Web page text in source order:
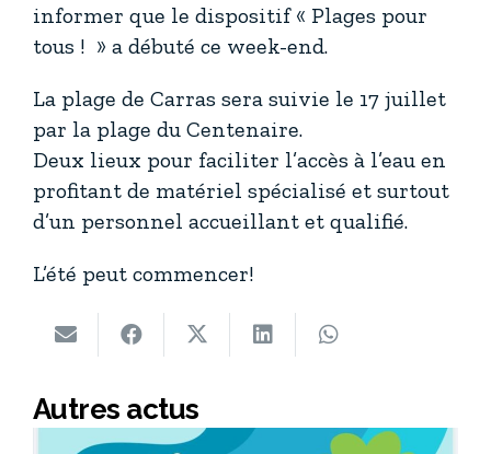
informer que le dispositif « Plages pour
tous ! » a débuté ce week-end.
La plage de Carras sera suivie le 17 juillet
par la plage du Centenaire.
Deux lieux pour faciliter l’accès à l’eau en
profitant de matériel spécialisé et surtout
d’un personnel accueillant et qualifié.
L’été peut commencer!
Autres actus